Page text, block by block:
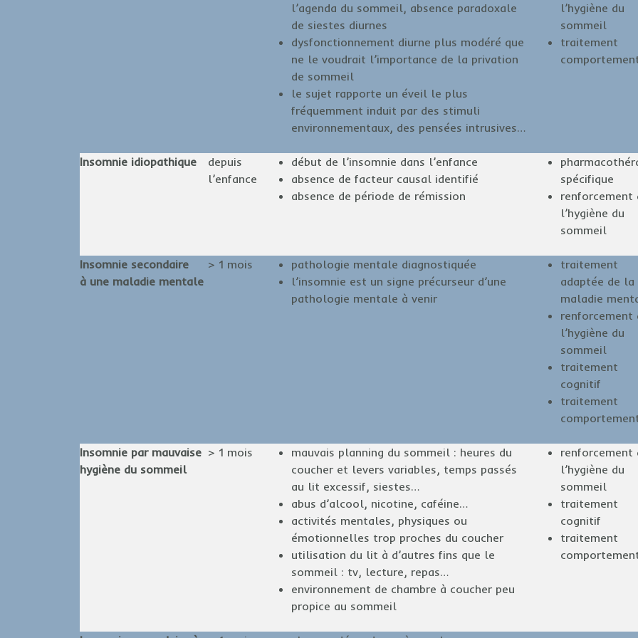
l’agenda du sommeil, absence paradoxale
de siestes diurnes
dysfonctionnement diurne plus modéré que
ne le voudrait l’importance de la privation
de sommeil
le sujet rapporte un éveil le plus
fréquemment induit par des stimuli
environnementaux, des pensées intrusives…
l’hygiène du
sommeil
traitement
Insomnie idiopathique
depuis
l’enfance
début de l’insomnie dans l’enfance
absence de facteur causal identifié
absence de période de rémission
spécifique
renforcement
l’hygiène du
sommeil
Insomnie secondaire
à une maladie mentale
> 1 mois
pathologie mentale diagnostiquée
l’insomnie est un signe précurseur d’une
pathologie mentale à venir
traitement
adaptée de la
maladie
renforcement
l’hygiène du
sommeil
traitement
cognitif
traitement
Insomnie par mauvaise
hygiène du sommeil
> 1 mois
mauvais planning du sommeil : heures du
coucher et levers variables, temps passés
au lit excessif, siestes…
abus d’alcool, nicotine, caféine…
activités mentales, physiques ou
émotionnelles trop proches du coucher
utilisation du lit à d’autres fins que le
sommeil : tv, lecture, repas…
environnement de chambre à coucher peu
propice au sommeil
renforcement
l’hygiène du
sommeil
traitement
cognitif
traitement